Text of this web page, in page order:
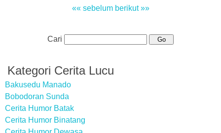
«« sebelum berikut »»
Cari
Kategori Cerita Lucu
Bakusedu Manado
Bobodoran Sunda
Cerita Humor Batak
Cerita Humor Binatang